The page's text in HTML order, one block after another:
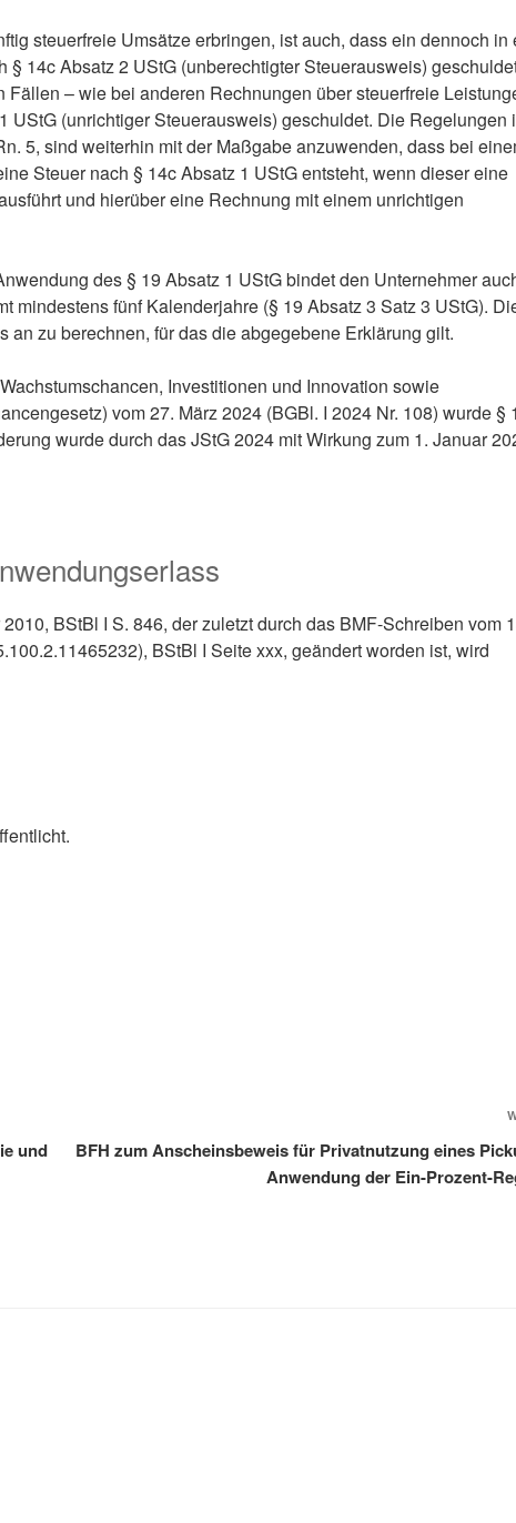
steuerfreie Umsätze erbringen, ist auch, dass ein dennoch in
14c Absatz 2 UStG (unberechtigter Steuerausweis)
– wie bei anderen Rechnungen über steuerfreie
UStG (unrichtiger Steuerausweis) geschuldet. Die Regelungen
5, sind weiterhin mit der Maßgabe anzuwenden, dass bei
Steuer nach § 14c Absatz 1 UStG entsteht, wenn dieser eine
und hierüber eine Rechnung mit einem unrichtigen
des § 19 Absatz 1 UStG bindet den Unternehmer
mindestens fünf Kalenderjahre (§ 19 Absatz 3 Satz 3 UStG).
zu berechnen, für das die abgegebene Erklärung gilt.
Investitionen und Innovation sowie
vom 27. März 2024 (BGBl. I 2024 Nr. 108) wurde §
wurde durch das JStG 2024 mit Wirkung zum 1. Januar
BStBl I S. 846, der zuletzt durch das BMF-Schreiben vom
BStBl I Seite xxx, geändert worden ist, wird
und
BFH zum Anscheinsbeweis für Privatnutzung eines
Anwendung der Ein-Prozent-